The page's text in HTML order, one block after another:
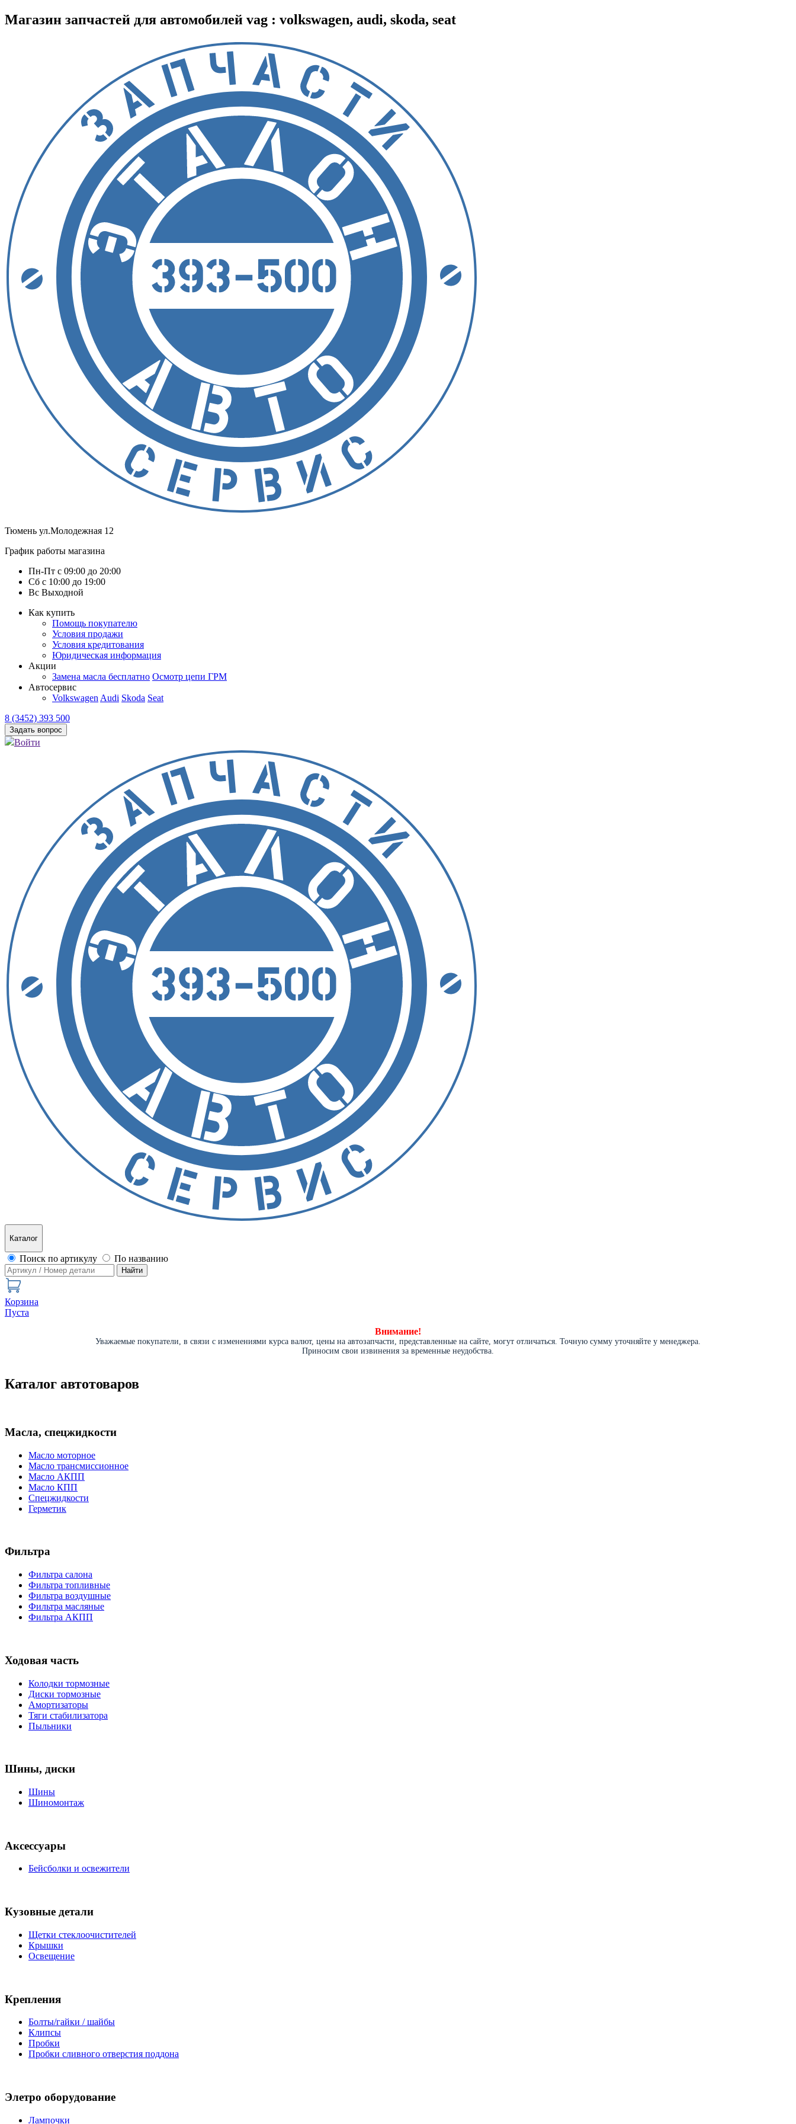
Магазин запчастей для автомобилей vag : volkswagen, audi, skoda, seat
Тюмень ул.Молодежная 12
График работы магазина
Пн-Пт с 09:00 до 20:00
Сб с 10:00 до 19:00
Вс Выходной
Как купить
Помощь покупателю
Условия продажи
Условия кредитования
Юридическая информация
Акции
Замена масла бесплатно Осмотр цепи ГРМ
Автосервис
Volkswagen Audi Skoda Seat
8 (3452) 393 500
Задать вопрос
Войти
Каталог
Поиск по артикулу По названию
Найти
Корзина
Пуста
Внимание!
Уважаемые покупатели, в связи с изменениями курса валют, цены на автозапчасти, представленные на сайте, могут отличаться. Точную сумму уточняйте у менеджера.
Приносим свои извинения за временные неудобства.
Каталог автотоваров
Масла, спецжидкости
Масло моторное
Масло трансмиссионное
Масло АКПП
Масло КПП
Спецжидкости
Герметик
Фильтра
Фильтра салона
Фильтра топливные
Фильтра воздушные
Фильтра масляные
Фильтра АКПП
Ходовая часть
Колодки тормозные
Диски тормозные
Амортизаторы
Тяги стабилизатора
Пыльники
Шины, диски
Шины
Шиномонтаж
Аксессуары
Бейсболки и освежители
Кузовные детали
Щетки стеклоочистителей
Крышки
Освещение
Крепления
Болты/гайки / шайбы
Клипсы
Пробки
Пробки сливного отверстия поддона
Элетро оборудование
Лампочки